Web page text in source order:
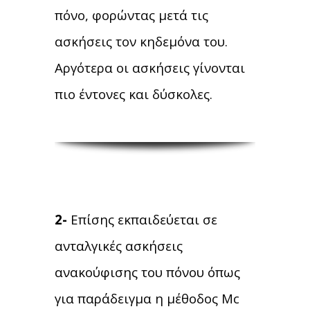
πόνο, φορώντας μετά τις
ασκήσεις τον κηδεμόνα του.
Αργότερα οι ασκήσεις γίνονται
πιο έντονες και δύσκολες.
2- Επίσης εκπαιδεύεται σε
ανταλγικές ασκήσεις
ανακούφισης του πόνου όπως
για παράδειγμα η μέθοδος Mc